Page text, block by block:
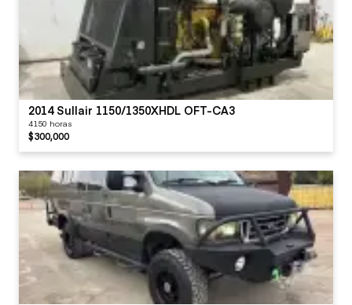
2014 Sullair 1150/1350XHDL OFT-CA3
4150 horas
$300,000